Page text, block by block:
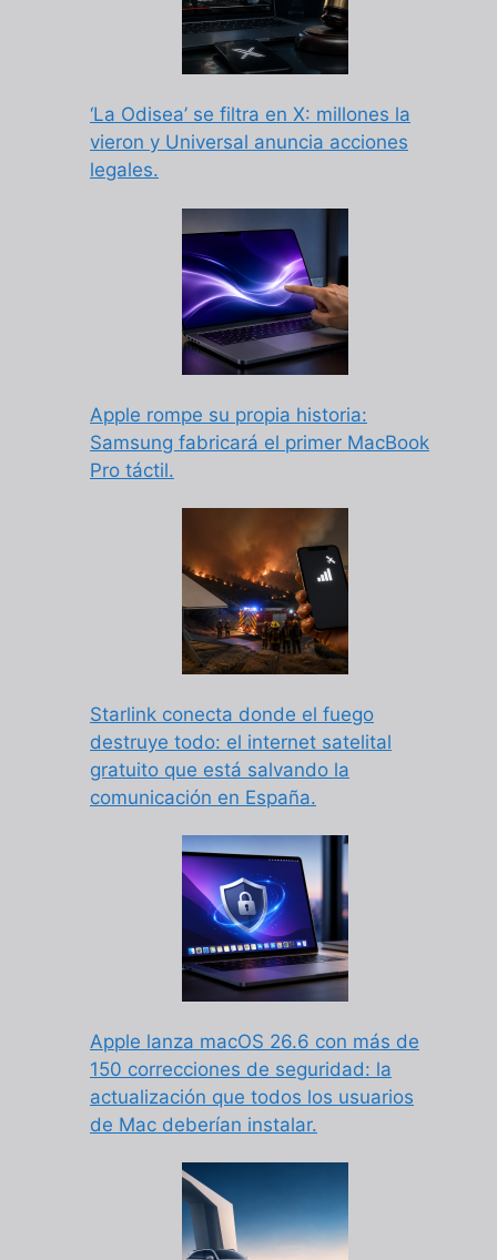
‘La Odisea’ se filtra en X: millones la
vieron y Universal anuncia acciones
legales.
Apple rompe su propia historia:
Samsung fabricará el primer MacBook
Pro táctil.
Starlink conecta donde el fuego
destruye todo: el internet satelital
gratuito que está salvando la
comunicación en España.
Apple lanza macOS 26.6 con más de
150 correcciones de seguridad: la
actualización que todos los usuarios
de Mac deberían instalar.